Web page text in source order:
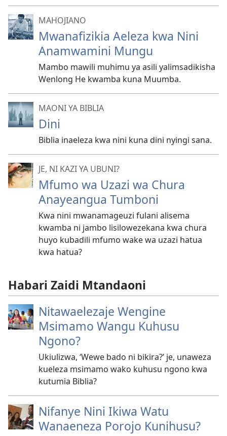
MAHOJIANO
Mwanafizikia Aeleza kwa Nini
Anamwamini Mungu
Mambo mawili muhimu ya asili yalimsadikisha
Wenlong He kwamba kuna Muumba.
MAONI YA BIBLIA
Dini
Biblia inaeleza kwa nini kuna dini nyingi sana.
JE, NI KAZI YA UBUNI?
Mfumo wa Uzazi wa Chura
Anayeangua Tumboni
Kwa nini mwanamageuzi fulani alisema
kwamba ni jambo lisilowezekana kwa chura
huyo kubadili mfumo wake wa uzazi hatua
kwa hatua?
Habari Zaidi Mtandaoni
Nitawaelezaje Wengine
Msimamo Wangu Kuhusu
Ngono?
Ukiulizwa, ‘Wewe bado ni bikira?’ je, unaweza
kueleza msimamo wako kuhusu ngono kwa
kutumia Biblia?
Nifanye Nini Ikiwa Watu
Wanaeneza Porojo Kunihusu?